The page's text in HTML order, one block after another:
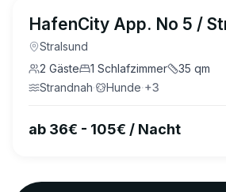
HafenCity App. No 5 /
Stralsund
2 Gäste 1 Schlafzimmer 35 qm
Strandnah· Hunde·+3
ab 36€ - 105€ / Nacht